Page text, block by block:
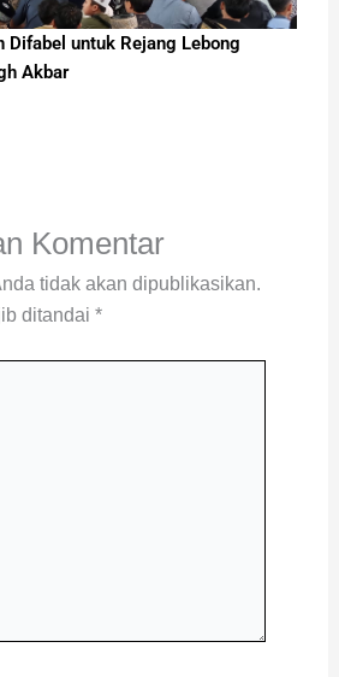
Difabel untuk Rejang Lebong
Akbar
Komentar
tidak akan dipublikasikan.
ditandai *